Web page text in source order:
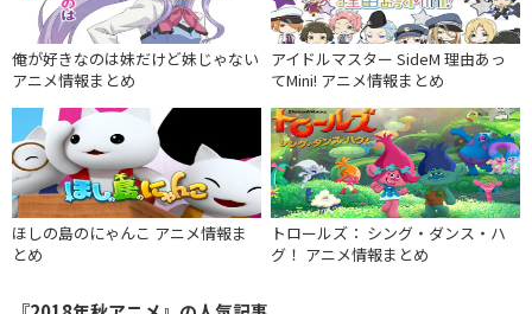
俺が好きなのは妹だけど妹じゃない
アニメ情報まとめ
アイドルマスター SideM 理由あっ
てMini! アニメ情報まとめ
ほしの島のにゃんこ アニメ情報ま
とめ
トロールズ： シング・ダンス・ハ
グ！ アニメ情報まとめ